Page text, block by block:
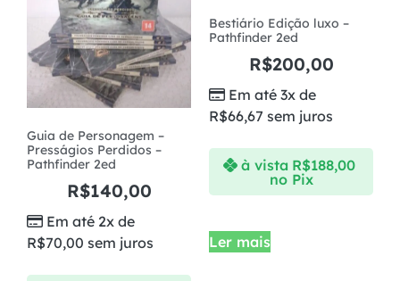
Guia de Personagem –
Presságios Perdidos –
Pathfinder 2ed
R$140,00
Em até 2x de
R$70,00 sem juros
Bestiário Edição luxo –
Pathfinder 2ed
R$200,00
Em até 3x de
R$66,67 sem juros
à vista R$188,00
no Pix
Ler mais